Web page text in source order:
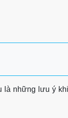
là những lưu ý